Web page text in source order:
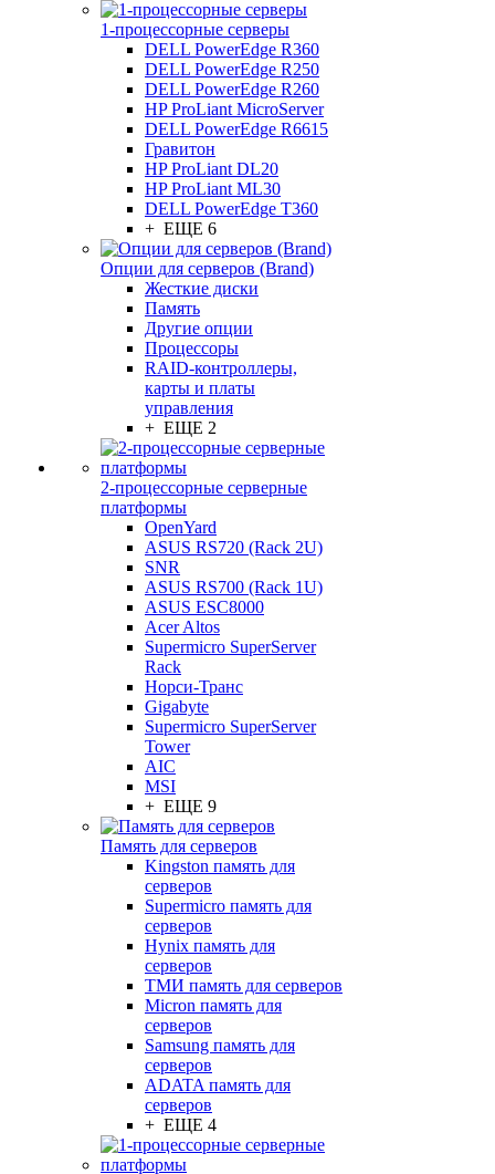
1-процессорные серверы
DELL PowerEdge R360
DELL PowerEdge R250
DELL PowerEdge R260
HP ProLiant MicroServer
DELL PowerEdge R6615
Гравитон
HP ProLiant DL20
HP ProLiant ML30
DELL PowerEdge T360
+ ЕЩЕ 6
Опции для серверов (Brand)
Жесткие диски
Память
Другие опции
Процессоры
RAID-контроллеры,
карты и платы
управления
+ ЕЩЕ 2
2-процессорные серверные
платформы
OpenYard
ASUS RS720 (Rack 2U)
SNR
ASUS RS700 (Rack 1U)
ASUS ESC8000
Acer Altos
Supermicro SuperServer
Rack
Норси-Транс
Gigabyte
Supermicro SuperServer
Tower
AIC
MSI
+ ЕЩЕ 9
Память для серверов
Kingston память для
серверов
Supermicro память для
серверов
Hynix память для
серверов
ТМИ память для серверов
Micron память для
серверов
Samsung память для
серверов
ADATA память для
серверов
+ ЕЩЕ 4